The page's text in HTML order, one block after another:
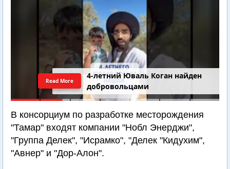
4-летний Юваль Коган найден
добровольцами
Read More
В консорциум по разработке месторождения
"Тамар" входят компании "Нобл Энерджи",
"Группа Делек", "Исрамко", "Делек "Кидухим",
"Авнер" и "Дор-Алон".